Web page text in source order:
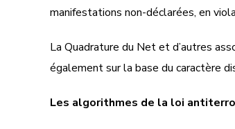
manifestations non-déclarées, en
La Quadrature du Net et d’autres
également sur la base du caractère
Les algorithmes de la loi